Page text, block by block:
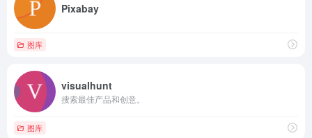
Pixabay
图库
visualhunt
搜索最佳产品和创意。
图库